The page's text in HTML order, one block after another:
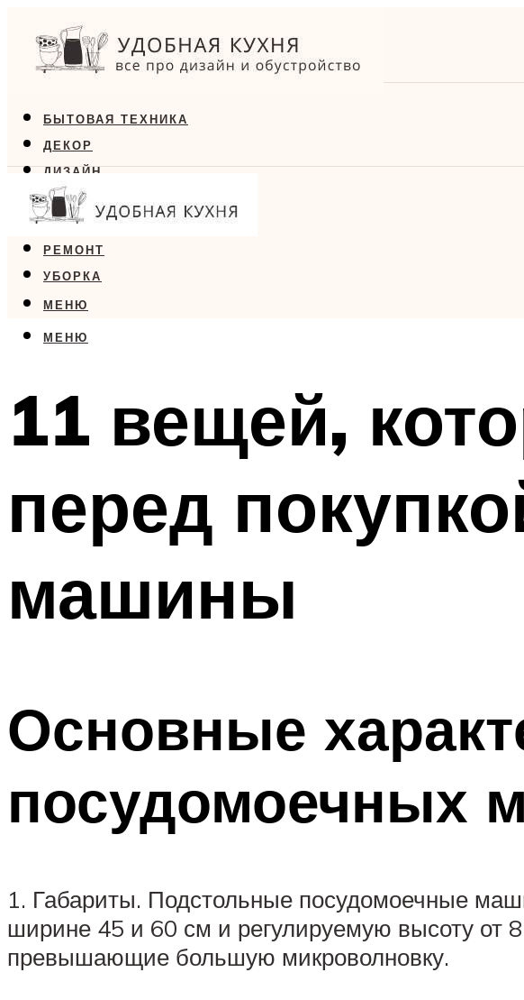
БЫТОВАЯ ТЕХНИКА
ДЕКОР
ДИЗАЙН
ЕДА
МЕБЕЛЬ
РЕМОНТ
УБОРКА
МЕНЮ
МЕНЮ
11 вещей,
перед
машины
Основные
посудомоечных
1. Габариты. Подстольные посудомоечные
ширине 45 и 60 см и регулируемую высоту от
превышающие большую микроволновку.